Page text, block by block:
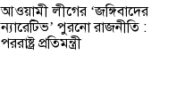
আওয়ামী লীগের ‘জঙ্গিবাদের
ন্যারেটিভ’ পুরনো রাজনীতি :
পররাষ্ট্র প্রতিমন্ত্রী